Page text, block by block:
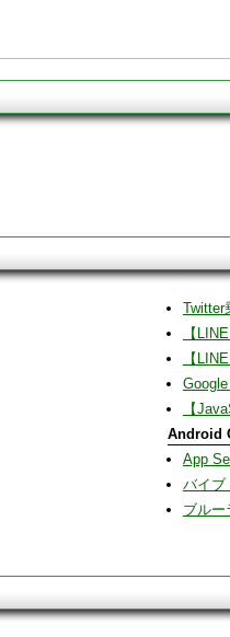
Twitter
【
【
【
Android
App
バイブ
ブルー